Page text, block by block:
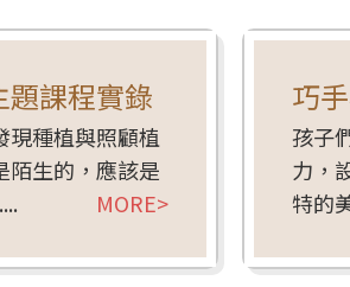
課程實錄
現種植與照顧植
陌生的，應該是
巧
孩子
力，
特的